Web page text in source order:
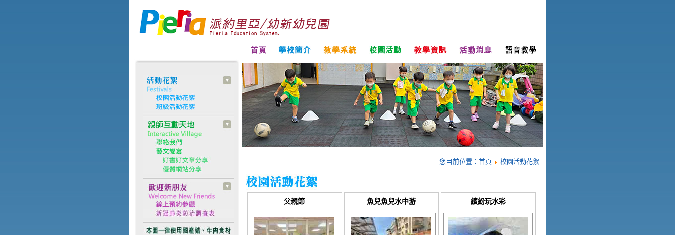
您目前位置： 首頁 校園活動花絮
父親節 魚兒魚兒水中游 繽紛玩水彩